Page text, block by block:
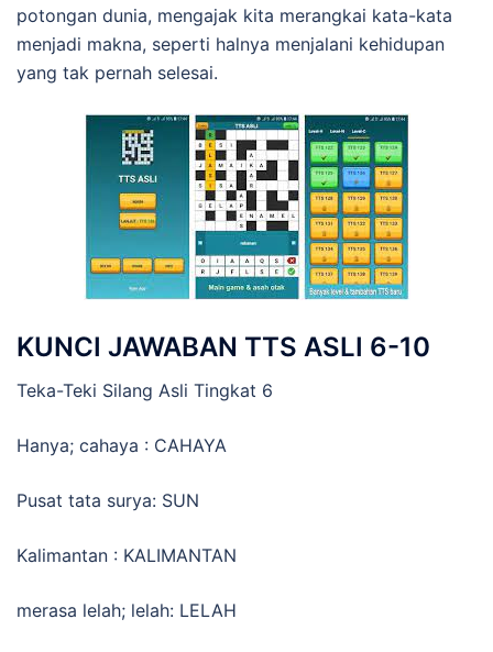
potongan dunia, mengajak kita merangkai kata-kata
menjadi makna, seperti halnya menjalani kehidupan
yang tak pernah selesai.
KUNCI JAWABAN TTS ASLI 6-10
Teka-Teki Silang Asli Tingkat 6
Hanya; cahaya : CAHAYA
Pusat tata surya: SUN
Kalimantan : KALIMANTAN
merasa lelah; lelah: LELAH